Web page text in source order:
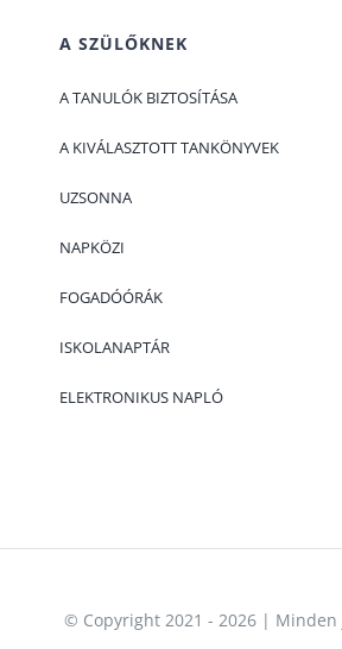
A SZÜLŐKNEK
A TANULÓK BIZTOSÍTÁSA
A KIVÁLASZTOTT TANKÖNYVEK
UZSONNA
NAPKÖZI
FOGADÓÓRÁK
ISKOLANAPTÁR
ELEKTRONIKUS NAPLÓ
© Copyright 2021 - 2026 |